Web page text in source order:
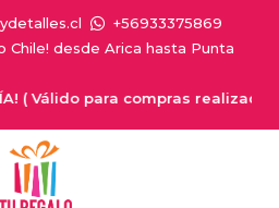
+56933375869
Chile! desde Arica hasta Punta
( Válido para compras